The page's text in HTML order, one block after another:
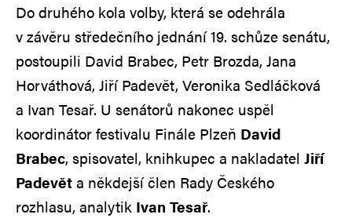
Do druhého kola volby, která se odehrála
v závěru středečního jednání 19. schůze senátu,
postoupili David Brabec, Petr Brozda, Jana
Horváthová, Jiří Padevět, Veronika Sedláčková
a Ivan Tesař. U senátorů nakonec uspěl
koordinátor festivalu Finále Plzeň David
Brabec, spisovatel, knihkupec a nakladatel Jiří
Padevěta někdejší člen Rady Českého
rozhlasu, analytik Ivan Tesař.